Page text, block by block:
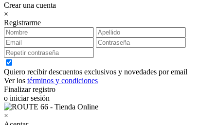
Crear una cuenta
×
Registrarme
Quiero recibir descuentos exclusivos y novedades por email
Ver los términos y condiciones
Finalizar registro
o iniciar sesión
×